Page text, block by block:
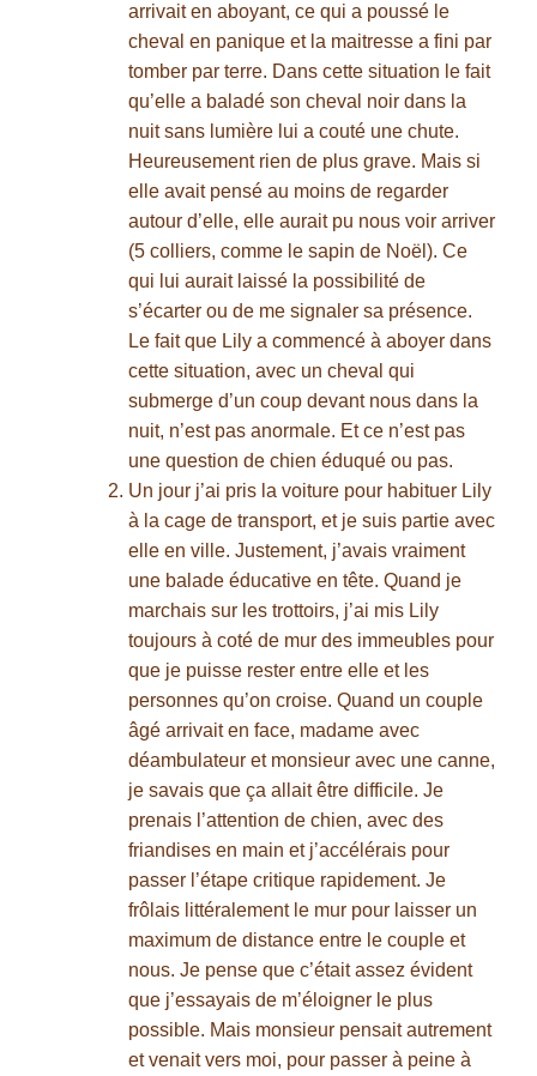
arrivait en aboyant, ce qui a poussé le
cheval en panique et la maitresse a fini par
tomber par terre. Dans cette situation le fait
qu’elle a baladé son cheval noir dans la
nuit sans lumière lui a couté une chute.
Heureusement rien de plus grave. Mais si
elle avait pensé au moins de regarder
autour d’elle, elle aurait pu nous voir arriver
(5 colliers, comme le sapin de Noël). Ce
qui lui aurait laissé la possibilité de
s’écarter ou de me signaler sa présence.
Le fait que Lily a commencé à aboyer dans
cette situation, avec un cheval qui
submerge d’un coup devant nous dans la
nuit, n’est pas anormale. Et ce n’est pas
une question de chien éduqué ou pas.
Un jour j’ai pris la voiture pour habituer Lily
à la cage de transport, et je suis partie avec
elle en ville. Justement, j’avais vraiment
une balade éducative en tête. Quand je
marchais sur les trottoirs, j’ai mis Lily
toujours à coté de mur des immeubles pour
que je puisse rester entre elle et les
personnes qu’on croise. Quand un couple
âgé arrivait en face, madame avec
déambulateur et monsieur avec une canne,
je savais que ça allait être difficile. Je
prenais l’attention de chien, avec des
friandises en main et j’accélérais pour
passer l’étape critique rapidement. Je
frôlais littéralement le mur pour laisser un
maximum de distance entre le couple et
nous. Je pense que c’était assez évident
que j’essayais de m’éloigner le plus
possible. Mais monsieur pensait autrement
et venait vers moi, pour passer à peine à